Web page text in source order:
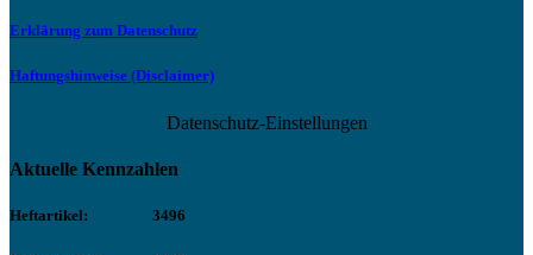
Erklärung zum Datenschutz
Haftungshinweise (Disclaimer)
Datenschutz-Einstellungen
Aktuelle Kennzahlen
Heftartikel: 3496